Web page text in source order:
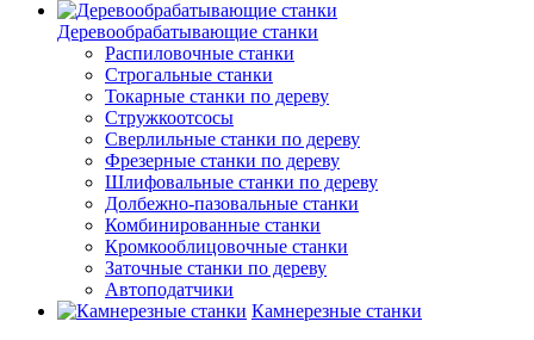
Деревообрабатывающие станки
Распиловочные станки
Строгальные станки
Токарные станки по дереву
Стружкоотсосы
Сверлильные станки по дереву
Фрезерные станки по дереву
Шлифовальные станки по дереву
Долбежно-пазовальные станки
Комбинированные станки
Кромкооблицовочные станки
Заточные станки по дереву
Автоподатчики
Камнерезные станки